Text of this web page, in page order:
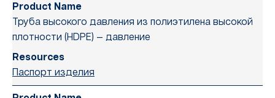
Труба высокого давления из полиэтилена высокой
плотности (HDPE) — давление
Паспорт изделия